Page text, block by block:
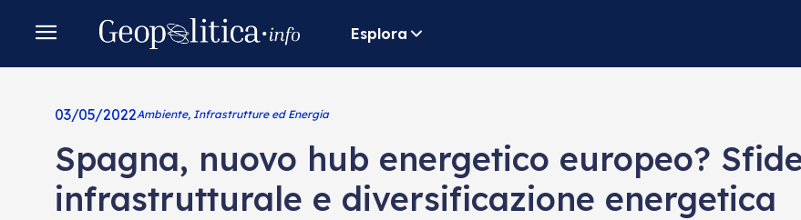
Esplora
03/05/2022Ambiente, Infrastrutture ed Energia
Spagna, nuovo hub energetico europeo?
infrastrutturale e diversificazione energetica